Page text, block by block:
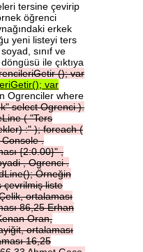
tersine çevirip
öğrenci
erkek
yeni listeyi ters
sınıf ve
ile çıktıya
();var
var
Ogrenciler where
selectOgrenci).
("Ters
:");foreach(
Console.
{2:0.00}",
,Ogrenci.
Örneğin
çevrilmişliste
ortalaması
86,25Erhan
Oran,
ortalaması
16,25